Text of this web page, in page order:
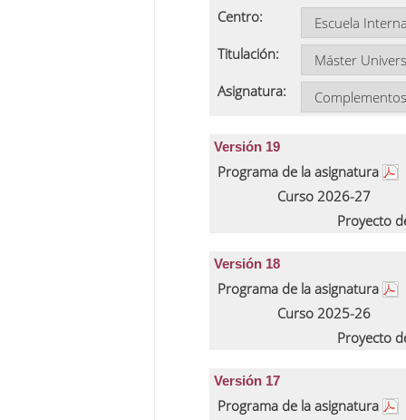
Centro:
Titulación:
Asignatura:
Versión 19
Programa de la asignatura
Curso 2026-27
Proyecto
Versión 18
Programa de la asignatura
Curso 2025-26
Proyecto
Versión 17
Programa de la asignatura